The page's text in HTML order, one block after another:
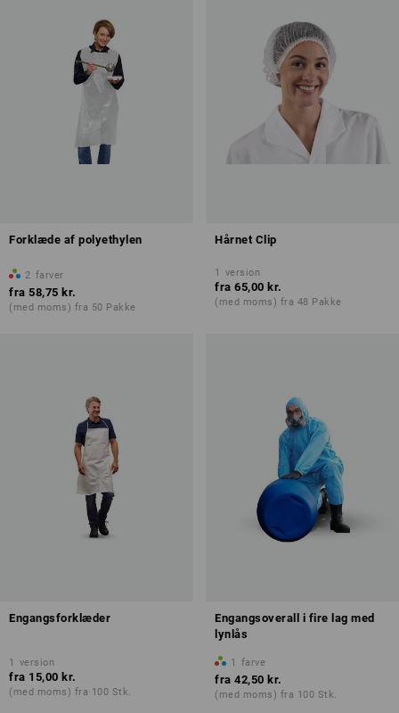
Forklæde af polyethylen
2 farver
fra 58,75 kr.
(med moms) fra 50 Pakke
Hårnet Clip
1 version
fra 65,00 kr.
(med moms) fra 48 Pakke
Engangsforklæder
1 version
fra 15,00 kr.
(med moms) fra 100 Stk.
Engangsoverall i fire lag med
lynlås
1 farve
fra 42,50 kr.
(med moms) fra 100 Stk.